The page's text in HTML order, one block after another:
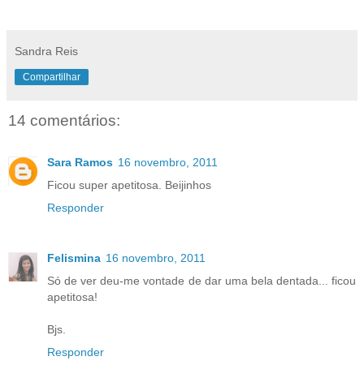
Sandra Reis
Compartilhar
14 comentários:
Sara Ramos 16 novembro, 2011
Ficou super apetitosa. Beijinhos
Responder
Felismina 16 novembro, 2011
Só de ver deu-me vontade de dar uma bela dentada... ficou
apetitosa!
Bjs.
Responder